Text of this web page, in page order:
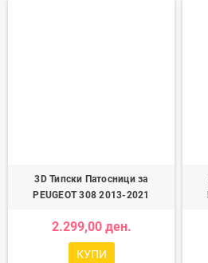
3D Типски Патосници за
PEUGEOT 308 2013-2021
2.299,00 ден.
КУПИ